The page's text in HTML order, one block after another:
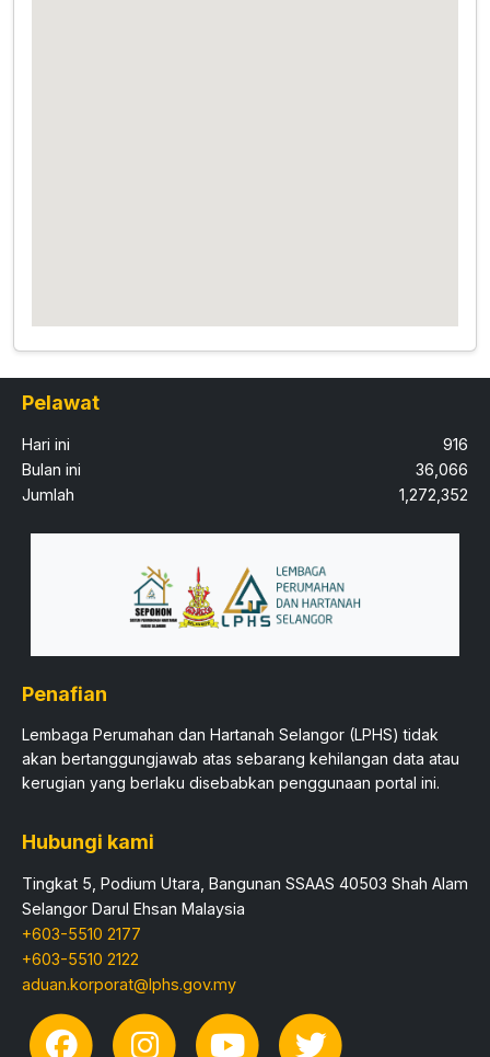
Pelawat
Hari ini
916
Bulan ini
36,066
Jumlah
1,272,352
Penafian
Lembaga Perumahan dan Hartanah Selangor (LPHS) tidak
akan bertanggungjawab atas sebarang kehilangan data atau
kerugian yang berlaku disebabkan penggunaan portal ini.​
Hubungi kami
Tingkat 5, Podium Utara, Bangunan SSAAS 40503 Shah Alam
Selangor Darul Ehsan Malaysia
+603-5510 2177
+603-5510 2122
aduan.korporat@lphs.gov.my